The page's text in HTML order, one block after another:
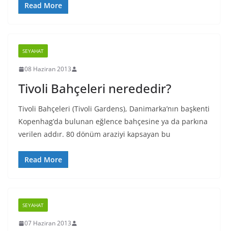
Read More
SEYAHAT
08 Haziran 2013
Tivoli Bahçeleri nerededir?
Tivoli Bahçeleri (Tivoli Gardens), Danimarka’nın başkenti
Kopenhag’da bulunan eğlence bahçesine ya da parkına
verilen addır. 80 dönüm araziyi kapsayan bu
Read More
SEYAHAT
07 Haziran 2013